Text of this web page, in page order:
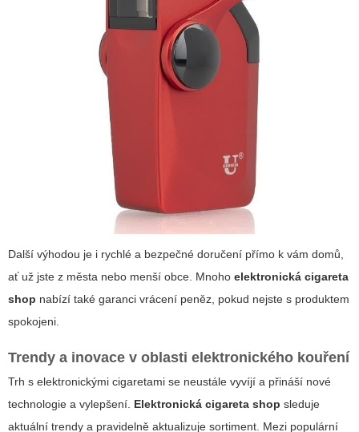
Další výhodou je i rychlé a bezpečné doručení přímo k vám domů,
ať už jste z města nebo menší obce. Mnoho elektronická cigareta
shop nabízí také garanci vrácení peněz, pokud nejste s produktem
spokojeni.
Trendy a inovace v oblasti elektronického kouření
Trh s elektronickými cigaretami se neustále vyvíjí a přináší nové
technologie a vylepšení. Elektronická cigareta shop sleduje
aktuální trendy a pravidelně aktualizuje sortiment. Mezi populární